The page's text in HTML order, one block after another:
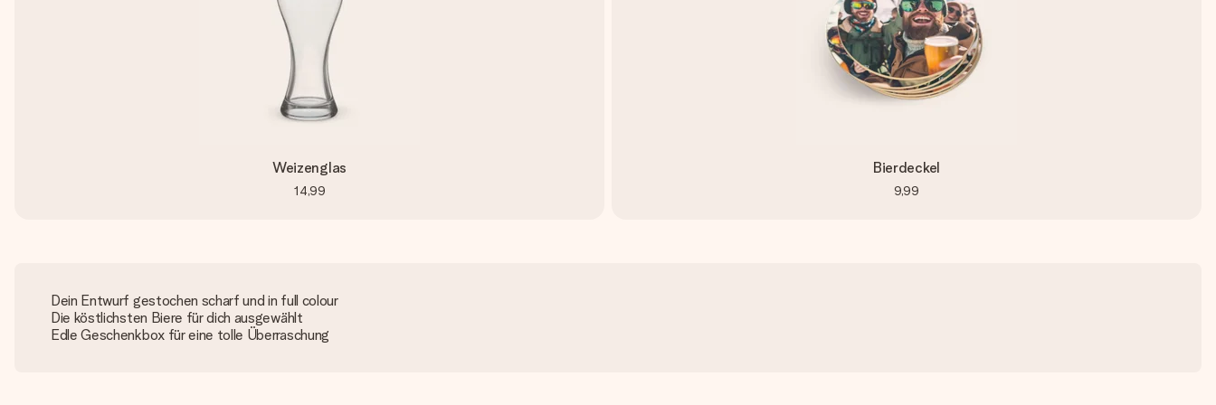
Weizenglas
14,99
Bierdeckel
9,99
Dein Entwurf gestochen scharf und in full colour
Die köstlichsten Biere für dich ausgewählt
Edle Geschenkbox für eine tolle Überraschung